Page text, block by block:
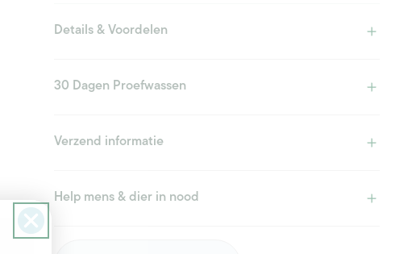
Details & Voordelen
30 Dagen Proefwassen
Verzend informatie
Help mens & dier in nood